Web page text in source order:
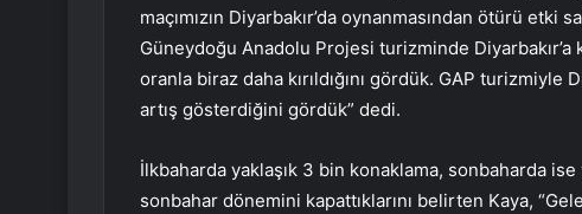
maçımızın Diyarbakır’da oynanmasından ötürü etki
Güneydoğu Anadolu Projesi turizminde Diyarbakır’a
oranla biraz daha kırıldığını gördük. GAP turizmiyle
artış gösterdiğini gördük” dedi.
İlkbaharda yaklaşık 3 bin konaklama, sonbaharda ise
sonbahar dönemini kapattıklarını belirten Kaya,